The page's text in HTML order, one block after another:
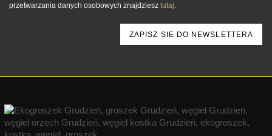
przetwarzania danych osobowych znajdziesz tutaj.